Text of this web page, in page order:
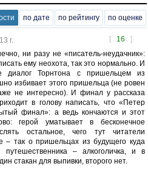
по дате по рейтингу по оценке
[ 16 ]
г.
ни разу не «писатель-неудачник»:
ему неохота, так это нормально. И
диалог Торнтона с пришельцем из
избивает этого пришельца (не ровен
не интересно). И финал у рассказа
в голову написать, что «Петер
финал»: а ведь кончаются и этот
герой уматывает в бесконечное
остальное, чего тут читатели
– так о пришельцах из будущего куда
– алкоголичка, и в
стакан для выпивки, второго нет.